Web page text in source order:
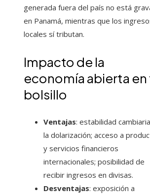
generada fuera del país no está
en Panamá, mientras que los
locales sí tributan.
Impacto de la
economía abierta en
bolsillo
Ventajas: estabilidad
la dolarización; acceso a
y servicios financieros
internacionales; posibilidad de
recibir ingresos en divisas.
Desventajas: exposición a